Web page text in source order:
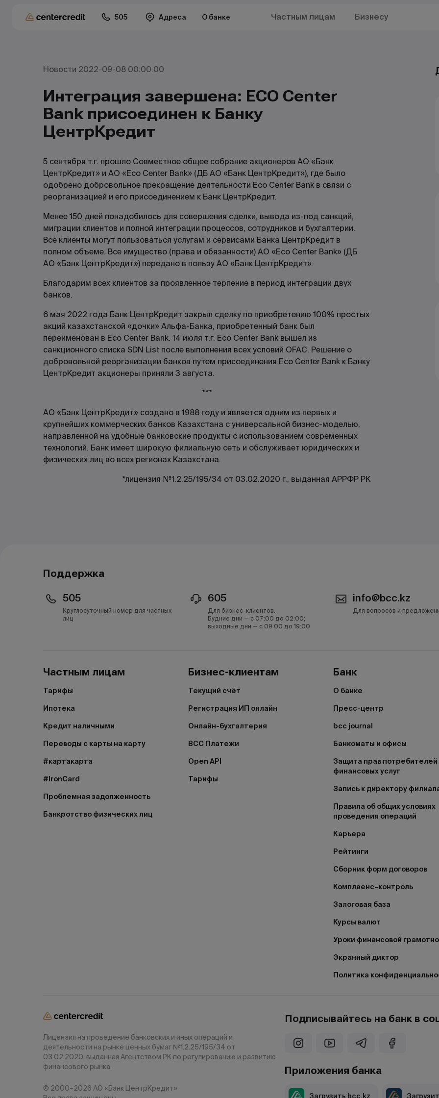
505 Адреса О банке Частным лицам Бизнесу
Новости 2022-09-08 00:00:00
Интеграция завершена: ECO Center
Bank присоединен к Банку
ЦентрКредит
5 сентября т.г. прошло Совместное общее собрание акционеров АО «Банк
ЦентрКредит» и АО «Eco Center Bank» (ДБ АО «Банк ЦентрКредит»), где было
одобрено добровольное прекращение деятельности Eco Center Bank в связи с
реорганизацией и его присоединением к Банк ЦентрКредит.
Менее 150 дней понадобилось для совершения сделки, вывода из-под санкций,
миграции клиентов и полной интеграции процессов, сотрудников и бухгалтерии.
Все клиенты могут пользоваться услугам и сервисами Банка ЦентрКредит в
полном объеме. Все имущество (права и обязанности) АО «Eco Center Bank» (ДБ
АО «Банк ЦентрКредит») передано в пользу АО «Банк ЦентрКредит».
Благодарим всех клиентов за проявленное терпение в период интеграции двух
банков.
6 мая 2022 года Банк ЦентрКредит закрыл сделку по приобретению 100% простых
акций казахстанской «дочки» Альфа-Банка, приобретенный банк был
переименован в Eco Center Bank. 14 июля т.г. Eco Center Bank вышел из
санкционного списка SDN List после выполнения всех условий OFAC. Решение о
добровольной реорганизации банков путем присоединения Eco Center Bank к Банку
ЦентрКредит акционеры приняли 3 августа.
***
АО «Банк ЦентрКредит» создано в 1988 году и является одним из первых и
крупнейших коммерческих банков Казахстана с универсальной бизнес-моделью,
направленной на удобные банковские продукты с использованием современных
технологий. Банк имеет широкую филиальную сеть и обслуживает юридических и
физических лиц во всех регионах Казахстана.
*лицензия №1.2.25/195/34 от 03.02.2020 г., выданная АРРФР РК
Поддержка
505
Круглосуточный номер для частных
лиц
605
Для бизнес-клиентов.
Будние дни — с 07:00 до 02:00;
выходные дни — с 09:00 до 19:00
info@bcc.kz
Для вопросов и
Частным лицам
Тарифы
Ипотека
Кредит наличными
Переводы с карты на карту
#картакарта
#IronCard
Проблемная задолженность
Банкротство физических лиц
Бизнес-клиентам
Текущий счёт
Регистрация ИП онлайн
Онлайн-бухгалтерия
BCC Платежи
Open API
Тарифы
Банк
О банке
Пресс-центр
bcc journal
Банкоматы и офисы
Защита прав потребителей
финансовых услуг
Запись к директору
Правила об общих условиях
проведения операций
Карьера
Рейтинги
Сборник форм договоров
Комплаенс–контроль
Залоговая база
Курсы валют
Уроки финансовой
Экранный диктор
Политика
Подписывайтесь на банк в
Приложения банка
Загрузить bcc.kz
Лицензия на проведение банковских и иных операций и
деятельности на рынке ценных бумаг №1.2.25/195/34 от
03.02.2020, выданная Агентством РК по регулированию и развитию
финансового рынка.
© 2000–2026 АО «Банк ЦентрКредит»